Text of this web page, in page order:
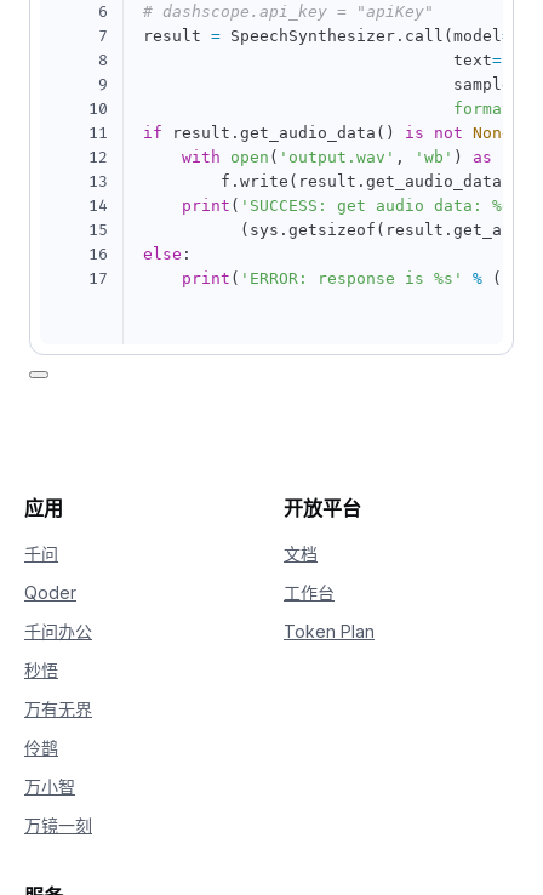
6
7
8
9
10
11
12
13
14
15
16
17
# dashscope.api_key = "apiKey"
result = SpeechSynthesizer . call ( model=
                                text
=
format
if result . get_audio_data ( ) is not None
with
open ( 'output.wav' , 'wb' ) as
        f
. write ( result . get_audio_data
print ( 'SUCCESS: get audio data:
( sys . getsizeof ( result .
else :
print ( 'ERROR: response is %s' % (
应用
千问
Qoder
千问办公
秒悟
万有无界
伶鹊
万小智
万镜一刻
开放平台
文档
工作台
Token Plan